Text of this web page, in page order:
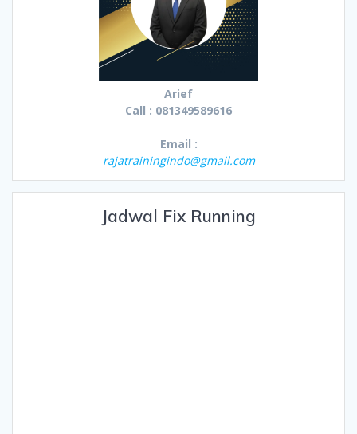
Arief
Call : 081349589616
Email :
rajatrainingindo@gmail.com
Jadwal Fix Running